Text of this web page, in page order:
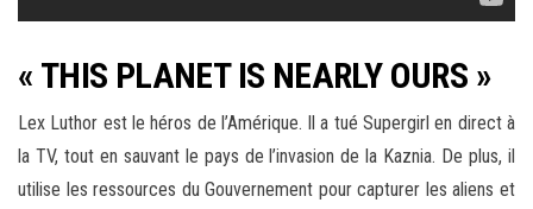
« THIS PLANET IS NEARLY OURS »
Lex Luthor est le héros de l’Amérique. Il a tué Supergirl en direct à
la TV, tout en sauvant le pays de l’invasion de la Kaznia. De plus, il
utilise les ressources du Gouvernement pour capturer les aliens et